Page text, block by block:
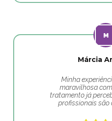
Márcia
Minha
maravilhosa
tratamento já
profissionais são